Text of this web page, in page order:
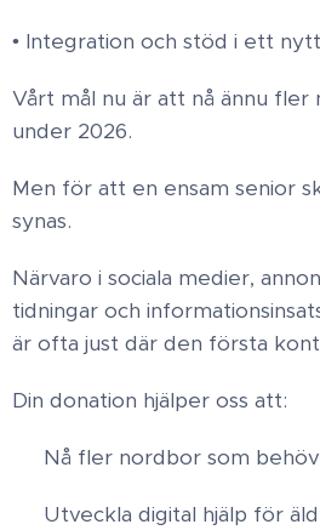
• Integration och stöd i ett
Vårt mål nu är att nå ännu fler
under 2026.
Men för att en ensam senior
synas.
Närvaro i sociala medier,
tidningar och
är ofta just där den första
Din donation hjälper oss att:
✔ Nå fler nordbor som
✔ Utveckla digital hjälp för